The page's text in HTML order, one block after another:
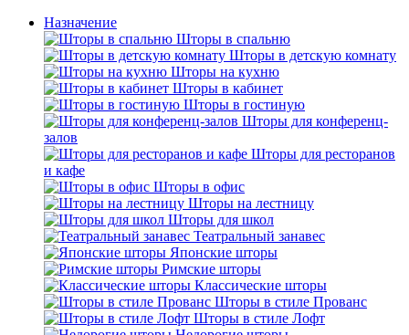
Назначение
Шторы в спальню
Шторы в детскую комнату
Шторы на кухню
Шторы в кабинет
Шторы в гостиную
Шторы для конференц-
залов
Шторы для ресторанов
и кафе
Шторы в офис
Шторы на лестницу
Шторы для школ
Театральный занавес
Японские шторы
Римские шторы
Классические шторы
Шторы в стиле Прованс
Шторы в стиле Лофт